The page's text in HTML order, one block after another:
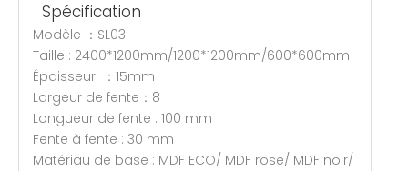
Spécification
Modèle ：SL03
Taille : 2400*1200mm/1200*1200mm/600*600mm
Épaisseur ：15mm
Largeur de fente：8
Longueur de fente : 100 mm
Fente à fente : 30 mm
Matériau de base : MDF ECO/ MDF rose/ MDF noir/